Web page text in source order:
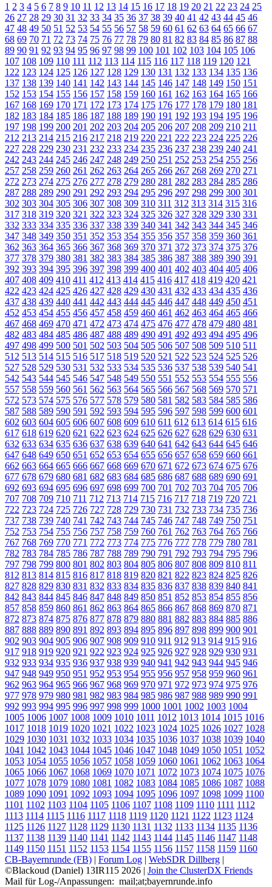
1 2 3 4 5 6 7 8 9 10 11 12 13 14 15 16 17 18 19 20 21 22 23 24 25
26 27 28 29 30 31 32 33 34 35 36 37 38 39 40 41 42 43 44 45 46
47 48 49 50 51 52 53 54 55 56 57 58 59 60 61 62 63 64 65 66 67
68 69 70 71 72 73 74 75 76 77 78 79 80 81 82 83 84 85 86 87 88
89 90 91 92 93 94 95 96 97 98 99 100 101 102 103 104 105 106
107 108 109 110 111 112 113 114 115 116 117 118 119 120 121
122 123 124 125 126 127 128 129 130 131 132 133 134 135 136
137 138 139 140 141 142 143 144 145 146 147 148 149 150 151
152 153 154 155 156 157 158 159 160 161 162 163 164 165 166
167 168 169 170 171 172 173 174 175 176 177 178 179 180 181
182 183 184 185 186 187 188 189 190 191 192 193 194 195 196
197 198 199 200 201 202 203 204 205 206 207 208 209 210 211
212 213 214 215 216 217 218 219 220 221 222 223 224 225 226
227 228 229 230 231 232 233 234 235 236 237 238 239 240 241
242 243 244 245 246 247 248 249 250 251 252 253 254 255 256
257 258 259 260 261 262 263 264 265 266 267 268 269 270 271
272 273 274 275 276 277 278 279 280 281 282 283 284 285 286
287 288 289 290 291 292 293 294 295 296 297 298 299 300 301
302 303 304 305 306 307 308 309 310 311 312 313 314 315 316
317 318 319 320 321 322 323 324 325 326 327 328 329 330 331
332 333 334 335 336 337 338 339 340 341 342 343 344 345 346
347 348 349 350 351 352 353 354 355 356 357 358 359 360 361
362 363 364 365 366 367 368 369 370 371 372 373 374 375 376
377 378 379 380 381 382 383 384 385 386 387 388 389 390 391
392 393 394 395 396 397 398 399 400 401 402 403 404 405 406
407 408 409 410 411 412 413 414 415 416 417 418 419 420 421
422 423 424 425 426 427 428 429 430 431 432 433 434 435 436
437 438 439 440 441 442 443 444 445 446 447 448 449 450 451
452 453 454 455 456 457 458 459 460 461 462 463 464 465 466
467 468 469 470 471 472 473 474 475 476 477 478 479 480 481
482 483 484 485 486 487 488 489 490 491 492 493 494 495 496
497 498 499 500 501 502 503 504 505 506 507 508 509 510 511
512 513 514 515 516 517 518 519 520 521 522 523 524 525 526
527 528 529 530 531 532 533 534 535 536 537 538 539 540 541
542 543 544 545 546 547 548 549 550 551 552 553 554 555 556
557 558 559 560 561 562 563 564 565 566 567 568 569 570 571
572 573 574 575 576 577 578 579 580 581 582 583 584 585 586
587 588 589 590 591 592 593 594 595 596 597 598 599 600 601
602 603 604 605 606 607 608 609 610 611 612 613 614 615 616
617 618 619 620 621 622 623 624 625 626 627 628 629 630 631
632 633 634 635 636 637 638 639 640 641 642 643 644 645 646
647 648 649 650 651 652 653 654 655 656 657 658 659 660 661
662 663 664 665 666 667 668 669 670 671 672 673 674 675 676
677 678 679 680 681 682 683 684 685 686 687 688 689 690 691
692 693 694 695 696 697 698 699 700 701 702 703 704 705 706
707 708 709 710 711 712 713 714 715 716 717 718 719 720 721
722 723 724 725 726 727 728 729 730 731 732 733 734 735 736
737 738 739 740 741 742 743 744 745 746 747 748 749 750 751
752 753 754 755 756 757 758 759 760 761 762 763 764 765 766
767 768 769 770 771 772 773 774 775 776 777 778 779 780 781
782 783 784 785 786 787 788 789 790 791 792 793 794 795 796
797 798 799 800 801 802 803 804 805 806 807 808 809 810 811
812 813 814 815 816 817 818 819 820 821 822 823 824 825 826
827 828 829 830 831 832 833 834 835 836 837 838 839 840 841
842 843 844 845 846 847 848 849 850 851 852 853 854 855 856
857 858 859 860 861 862 863 864 865 866 867 868 869 870 871
872 873 874 875 876 877 878 879 880 881 882 883 884 885 886
887 888 889 890 891 892 893 894 895 896 897 898 899 900 901
902 903 904 905 906 907 908 909 910 911 912 913 914 915 916
917 918 919 920 921 922 923 924 925 926 927 928 929 930 931
932 933 934 935 936 937 938 939 940 941 942 943 944 945 946
947 948 949 950 951 952 953 954 955 956 957 958 959 960 961
962 963 964 965 966 967 968 969 970 971 972 973 974 975 976
977 978 979 980 981 982 983 984 985 986 987 988 989 990 991
992 993 994 995 996 997 998 999 1000 1001 1002 1003 1004
1005 1006 1007 1008 1009 1010 1011 1012 1013 1014 1015 1016
1017 1018 1019 1020 1021 1022 1023 1024 1025 1026 1027 1028
1029 1030 1031 1032 1033 1034 1035 1036 1037 1038 1039 1040
1041 1042 1043 1044 1045 1046 1047 1048 1049 1050 1051 1052
1053 1054 1055 1056 1057 1058 1059 1060 1061 1062 1063 1064
1065 1066 1067 1068 1069 1070 1071 1072 1073 1074 1075 1076
1077 1078 1079 1080 1081 1082 1083 1084 1085 1086 1087 1088
1089 1090 1091 1092 1093 1094 1095 1096 1097 1098 1099 1100
1101 1102 1103 1104 1105 1106 1107 1108 1109 1110 1111 1112
1113 1114 1115 1116 1117 1118 1119 1120 1121 1122 1123 1124
1125 1126 1127 1128 1129 1130 1131 1132 1133 1134 1135 1136
1137 1138 1139 1140 1141 1142 1143 1144 1145 1146 1147 1148
1149 1150 1151 1152 1153 1154 1155 1156 1157 1158 1159 1160
CB-Bayernrunde (FB) | Forum Log | WebSDR Dillberg |
©Blackoud (Daniel) 13IR115 2026 | Join the ClusterDX Friends
Mail für Log-/Anpassungen: mail;at;bayernrunde.info